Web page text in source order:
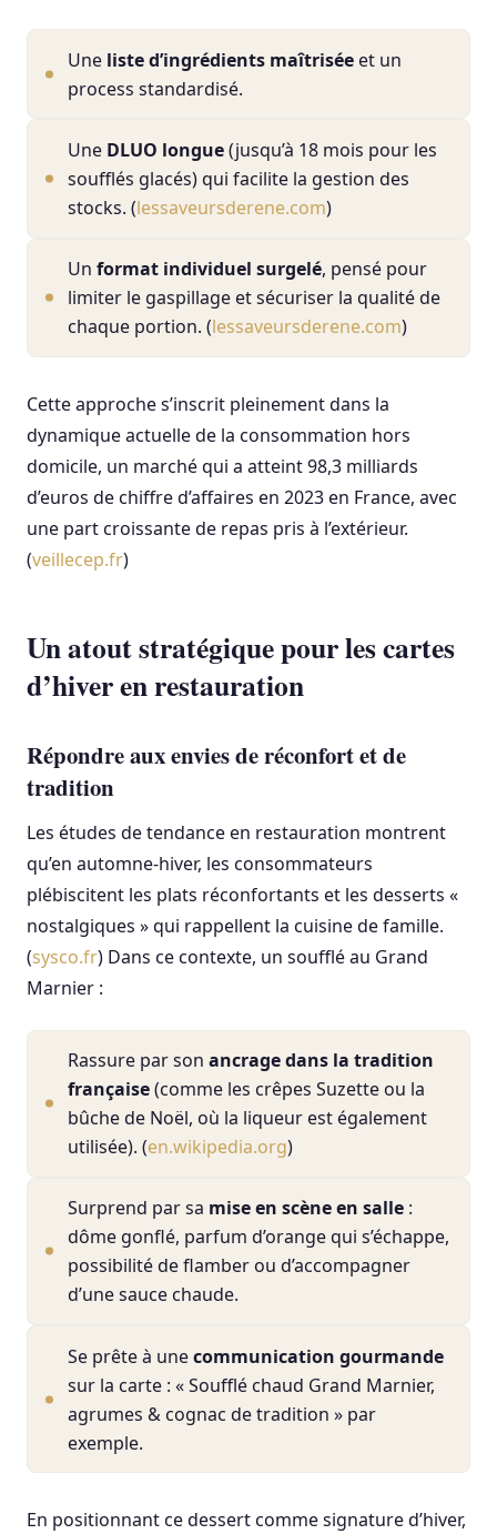
Une liste d’ingrédients maîtrisée et un
process standardisé.
Une DLUO longue(jusqu’à 18 mois pour les
soufflés glacés) qui facilite la gestion des
stocks. (lessaveursderene.com)
Un format individuel surgelé, pensé pour
limiter le gaspillage et sécuriser la qualité de
chaque portion. (lessaveursderene.com)
Cette approche s’inscrit pleinement dans la
dynamique actuelle de la consommation hors
domicile, un marché qui a atteint 98,3 milliards
d’euros de chiffre d’affaires en 2023 en France, avec
une part croissante de repas pris à l’extérieur.
(veillecep.fr)
Un atout stratégique pour les cartes
d’hiver en restauration
Répondre aux envies de réconfort et de
tradition
Les études de tendance en restauration montrent
qu’en automne-hiver, les consommateurs
plébiscitent les plats réconfortants et les desserts «
nostalgiques » qui rappellent la cuisine de famille.
(sysco.fr) Dans ce contexte, un soufflé au Grand
Marnier :
Rassure par son ancrage dans la tradition
française(comme les crêpes Suzette ou la
bûche de Noël, où la liqueur est également
utilisée). (en.wikipedia.org)
Surprend par sa mise en scène en salle :
dôme gonflé, parfum d’orange qui s’échappe,
possibilité de flamber ou d’accompagner
d’une sauce chaude.
Se prête à unecommunication gourmande
sur la carte : « Soufflé chaud Grand Marnier,
agrumes & cognac de tradition » par
exemple.
En positionnant ce dessert comme signature d’hiver,